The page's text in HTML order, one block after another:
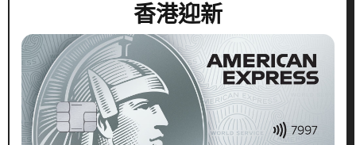
香港迎新